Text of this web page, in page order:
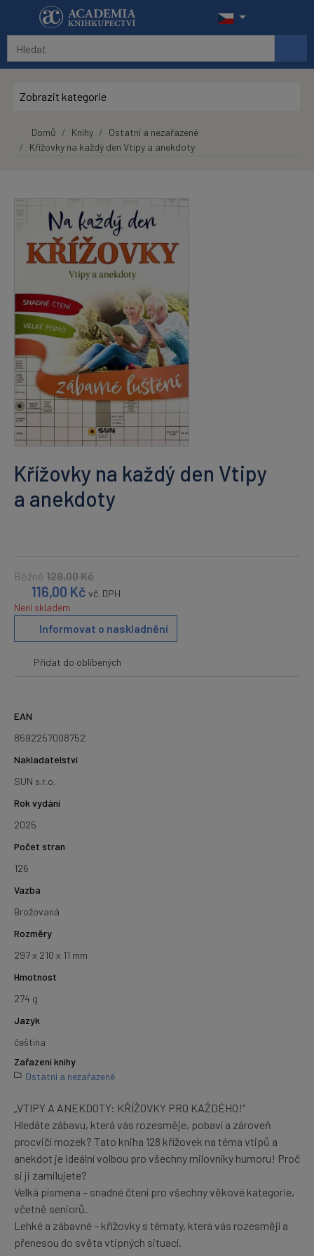
Přeskočit na hlavní obsah
Zobrazit kategorie
Domů Knihy
Ostatní a nezařazené
Křížovky na každý den Vtipy a anekdoty
Křížovky na každý den Vtipy
a anekdoty
Běžně 129,00Kč
116,00 Kč vč. DPH
Není skladem
Informovat o naskladnění
Přidat do oblíbených
EAN
8592257008752
Nakladatelství
SUN s.r.o.
Rok vydání
2025
Počet stran
126
Vazba
Brožovaná
Rozměry
297 x 210 x 11 mm
Hmotnost
274 g
Jazyk
čeština
Zařazení knihy
Ostatní a nezařazené
„VTIPY A ANEKDOTY: KŘÍŽOVKY PRO KAŽDÉHO!“
Hledáte zábavu, která vás rozesměje, pobaví a zároveň
procvičí mozek? Tato kniha 128 křížovek na téma vtipů a
anekdot je ideální volbou pro všechny milovníky humoru! Proč
si ji zamilujete?
Velká písmena – snadné čtení pro všechny věkové kategorie,
včetně seniorů.
Lehké a zábavné – křížovky s tématy, která vás rozesmějí a
přenesou do světa vtipných situací.